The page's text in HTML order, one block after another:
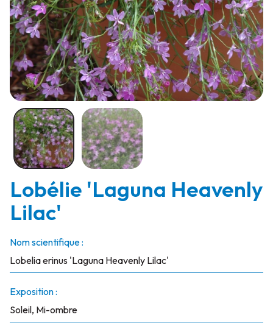
Lobélie 'Laguna Heavenly
Lilac'
Nom scientifique :
Lobelia erinus 'Laguna Heavenly Lilac'
Exposition :
Soleil, Mi-ombre